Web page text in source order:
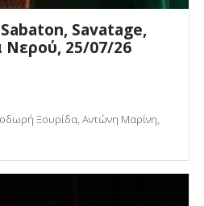
Savatage,
Νερού, 25/07/26
Ξουρίδα, Αντώνη Μαρίνη,